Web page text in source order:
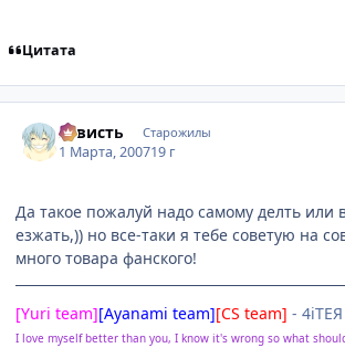
Цитата
3aвисть Старожилы
1 Марта, 200719 г
Да такое пожалуй надо самому делть или
езжать,)) но все-таки я тебе советую на
много товара фанского!
[Yuri team][Ayanami team][CS team] - 4iTEЯ
I love myself better than you, I know it's wrong so what